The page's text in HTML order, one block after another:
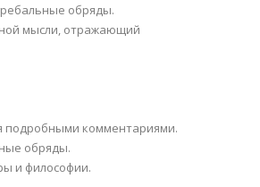
обряды.
мысли, отражающий
подробными комментариями.
обряды.
и философии.